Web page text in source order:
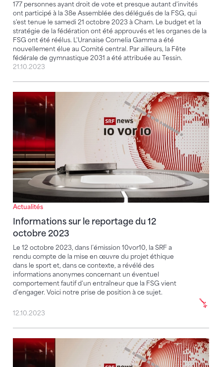
177 personnes ayant droit de vote et presque autant d'invités
ont participé à la 38e Assemblée des délégués de la FSG, qui
s'est tenue le samedi 21 octobre 2023 à Cham. Le budget et la
stratégie de la fédération ont été approuvés et les organes de la
FSG ont été réélus. L'Uranaise Cornelia Gamma a été
nouvellement élue au Comité central. Par ailleurs, la Fête
fédérale de gymnastique 2031 a été attribuée au Tessin.
21.10.2023
Actualités
Informations sur le reportage du 12
octobre 2023
Le 12 octobre 2023, dans l’émission 10vor10, la SRF a
rendu compte de la mise en œuvre du projet éthique
dans le sport et, dans ce contexte, a révélé des
informations anonymes concernant un éventuel
comportement fautif d'un entraîneur que la FSG vient
d’engager. Voici notre prise de position à ce sujet.
Informations sur le reportage du 12 octobre 2023
12.10.2023
Informations de base sur le reportage du 16 juin